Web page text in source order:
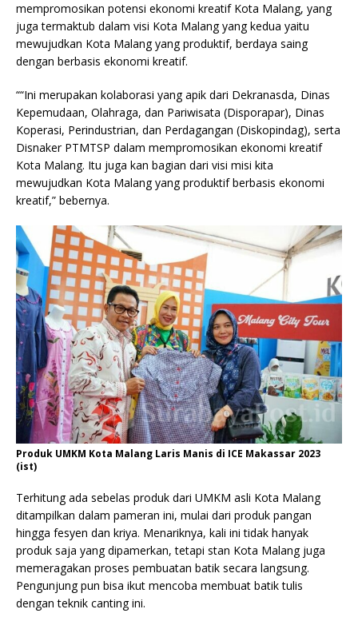
mempromosikan potensi ekonomi kreatif Kota Malang, yang
juga termaktub dalam visi Kota Malang yang kedua yaitu
mewujudkan Kota Malang yang produktif, berdaya saing
dengan berbasis ekonomi kreatif.
““Ini merupakan kolaborasi yang apik dari Dekranasda, Dinas
Kepemudaan, Olahraga, dan Pariwisata (Disporapar), Dinas
Koperasi, Perindustrian, dan Perdagangan (Diskopindag), serta
Disnaker PTMTSP dalam mempromosikan ekonomi kreatif
Kota Malang. Itu juga kan bagian dari visi misi kita
mewujudkan Kota Malang yang produktif berbasis ekonomi
kreatif,” bebernya.
Produk UMKM Kota Malang Laris Manis di ICE Makassar 2023
(ist)
Terhitung ada sebelas produk dari UMKM asli Kota Malang
ditampilkan dalam pameran ini, mulai dari produk pangan
hingga fesyen dan kriya. Menariknya, kali ini tidak hanyak
produk saja yang dipamerkan, tetapi stan Kota Malang juga
memeragakan proses pembuatan batik secara langsung.
Pengunjung pun bisa ikut mencoba membuat batik tulis
dengan teknik canting ini.